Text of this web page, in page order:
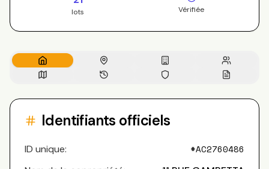
lots Vérifiée
Identifiants officiels
ID unique: #AC2760486